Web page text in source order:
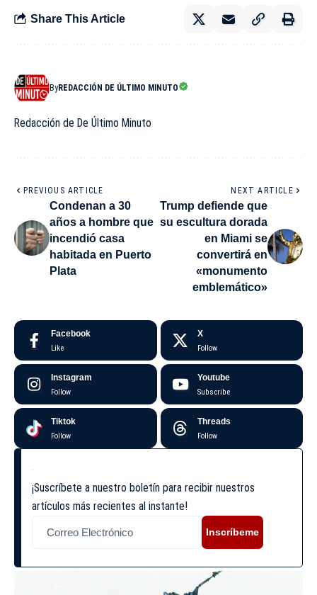
Share This Article
ByREDACCIÓN DE ÚLTIMO MINUTO
Redacción de De Último Minuto
PREVIOUS ARTICLE
Condenan a 30
años a hombre que
incendió casa
habitada en Puerto
Plata
NEXT ARTICLE
Trump defiende que
su escultura dorada
en Miami se
convertirá en
«monumento
emblemático»
Facebook
Like
X
Follow
Instagram
Follow
Youtube
Subscribe
Tiktok
Follow
Threads
Follow
¡Suscríbete a nuestro boletín para recibir nuestros
artículos más recientes al instante!
Inscríbeme